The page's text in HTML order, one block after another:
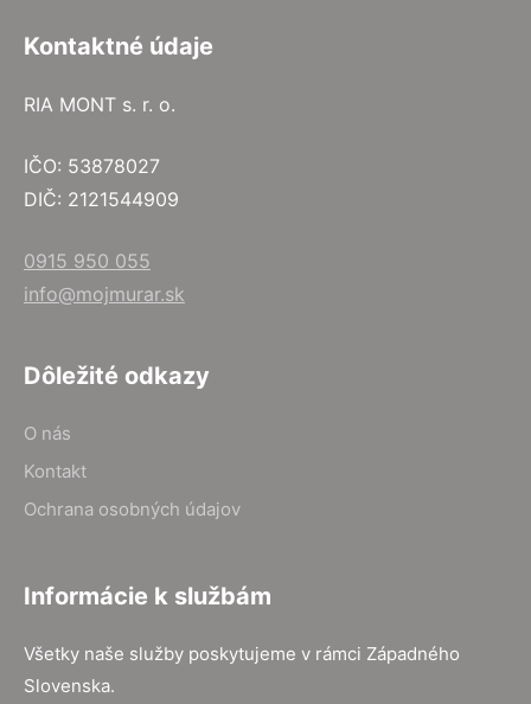
Kontaktné údaje
RIA MONT s. r. o.
IČO: 53878027
DIČ: 2121544909
0915 950 055
info@mojmurar.sk
Dôležité odkazy
O nás
Kontakt
Ochrana osobných údajov
Informácie k službám
Všetky naše služby poskytujeme v rámci Západného
Slovenska.